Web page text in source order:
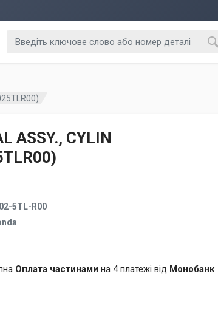
ASSY., CYLIN
5TL-R00
Оплата частинами на 4 платежі від Монобанк